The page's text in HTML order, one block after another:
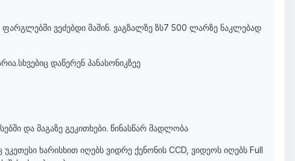
ვეძებდი მაშინ. ვაგზალზე ზს7 500 ლარზე ნაკლებად
დაწერენ პანასონიკზეე
და მაგაზე გეკითხები. წინასწარ მადლობა
ხარისხით იღებს ვიდრე ქენონის CCD, ვიდეოს იღებს Full